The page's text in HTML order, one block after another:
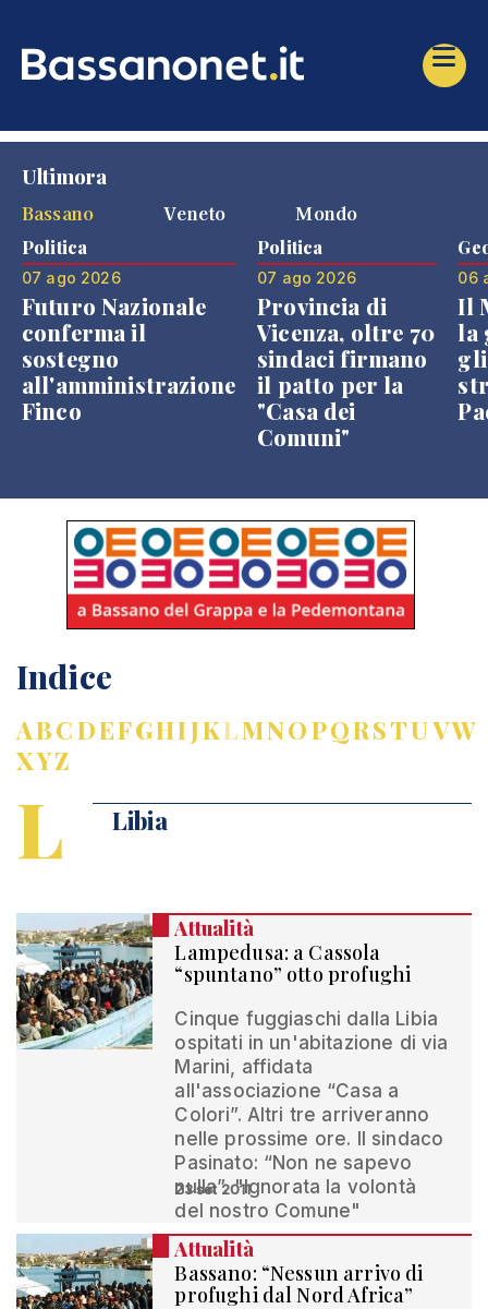
Ultimora
Bassano
Veneto Mondo
Politica
07 ago 2026
Futuro Nazionale
conferma il
sostegno
all'amministrazione
Finco
Politica
07 ago 2026
Provincia di
Vicenza, oltre 70
sindaci firmano
il patto per la
"Casa dei
Comuni"
06
Il
la
Indice
ABCDEFGHIJKLMNOPQRSTUVW
XYZ
L Libia
Attualità
Lampedusa: a Cassola
“spuntano” otto profughi
Cinque fuggiaschi dalla Libia
ospitati in un'abitazione di via
Marini, affidata
all'associazione “Casa a
Colori”. Altri tre arriveranno
nelle prossime ore. Il sindaco
Pasinato: “Non ne sapevo
nulla”. "Ignorata la volontà
del nostro Comune"
23 set 2011
Attualità
Bassano: “Nessun arrivo di
profughi dal Nord Africa”